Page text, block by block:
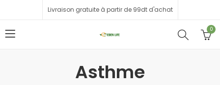
Livraison gratuite à partir de 99dt d'achat
0
Asthme